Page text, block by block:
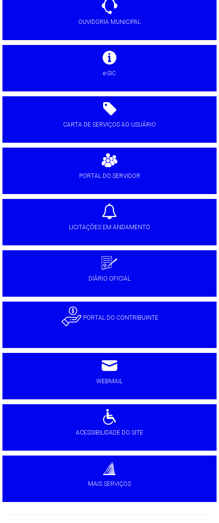
OUVIDORIA MUNICIPAL
e-SIC
CARTA DE SERVIÇOS AO USUÁRIO
PORTAL DO SERVIDOR
LICITAÇÕES EM ANDAMENTO
DIÁRIO OFICIAL
PORTAL DO CONTRIBUINTE
WEBMAIL
ACESSIBILIDADE DO SITE
MAIS SERVIÇOS